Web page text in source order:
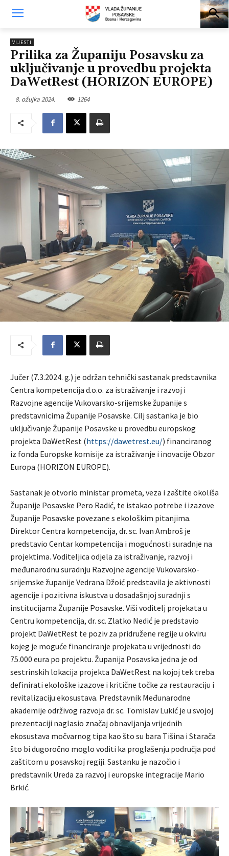
VIJESTI
Prilika za Županiju Posavsku za
uključivanje u provedbu projekta
DaWetRest (HORIZON EUROPE)
8. ožujka 2024. 1264
Jučer (7.3.2024. g.) je održan tehnički sastanak predstavnika
Centra kompetencija d.o.o. za istraživanje i razvoj i
Razvojne agencije Vukovarsko-srijemske županije s
predstavnicima Županije Posavske. Cilj sastanka je bio
uključivanje Županije Posavske u provedbu europskog
projekta DaWetRest (https://dawetrest.eu/) financiranog
iz fonda Europske komisije za istraživanje i inovacije Obzor
Europa (HORIZON EUROPE).
Sastanak je otvorio ministar prometa, veza i zaštite okoliša
Županije Posavske Pero Radić, te istakao potrebe i izazove
Županije Posavske povezane s ekološkim pitanjima.
Direktor Centra kompetencija, dr. sc. Ivan Ambroš je
predstavio Centar kompetencija i mogućnosti suradnje na
projektima. Voditeljica odjela za istraživanje, razvoj i
međunarodnu suradnju Razvojne agencije Vukovarsko-
srijemske županije Vedrana Džoić predstavila je aktivnosti
agencije i pozitivna iskustva u dosadašnjoj suradnji s
institucijama Županije Posavske. Viši voditelj projekata u
Centru kompetencija, dr. sc. Zlatko Nedić je predstavio
projekt DaWetRest te poziv za pridružene regije u okviru
kojeg je moguće financiranje projekata u vrijednosti do
75.000 eura po projektu. Županija Posavska jedna je od
sestrinskih lokacija projekta DaWetRest na kojoj tek treba
definirati ekološke izazove i kritične točke za restauraciju i
revitalizaciju ekosustava. Predstavnik Međunarodne
akademije održivog razvoja dr. sc. Tomislav Lukić je u svojoj
prezentaciji naglasio značaj obnavljanja vrijednih
ekosustava močvarnog tipa kao što su bara Tišina i Starača
što bi dugoročno moglo voditi ka proglašenju područja pod
zaštitom u posavskoj regiji. Sastanku je nazočio i
predstavnik Ureda za razvoj i europske integracije Mario
Brkić.